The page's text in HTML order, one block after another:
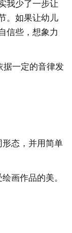
我少了一步让
。如果让幼儿
信些，想象力
据一定的音律发
态，并用简单
画作品的美。